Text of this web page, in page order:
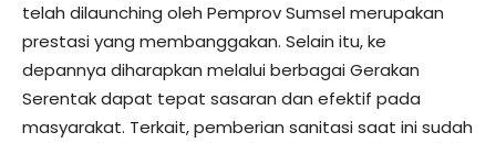
telah dilaunching oleh Pemprov Sumsel merupakan
prestasi yang membanggakan. Selain itu, ke
depannya diharapkan melalui berbagai Gerakan
Serentak dapat tepat sasaran dan efektif pada
masyarakat. Terkait, pemberian sanitasi saat ini sudah